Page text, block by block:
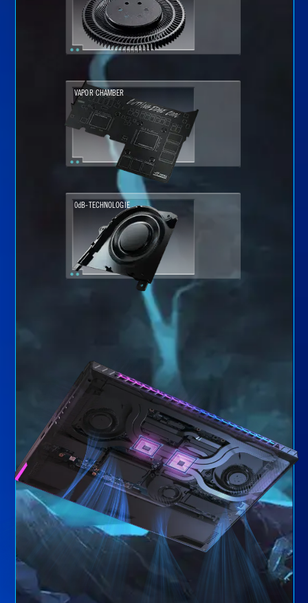
VAPOR CHAMBER
0dB-TECHNOLOGIE